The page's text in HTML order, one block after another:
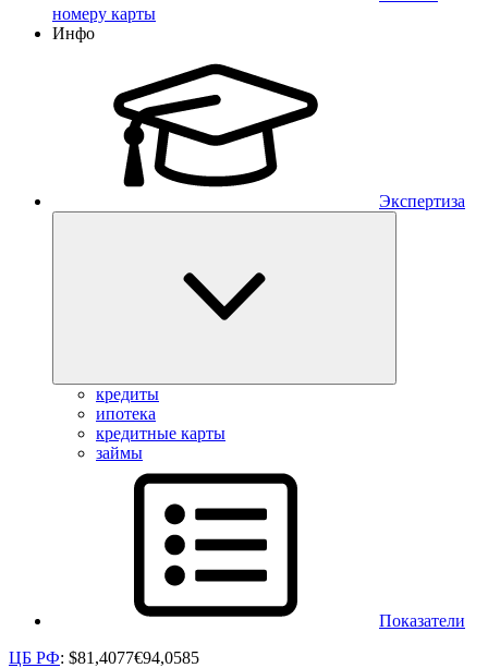
номеру карты
Инфо
Экспертиза
кредиты
ипотека
кредитные карты
займы
Показатели
ЦБ РФ: $81,4077€94,0585